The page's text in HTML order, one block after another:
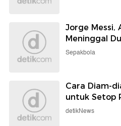
Jorge Messi,
Meninggal
Sepakbola
Cara Diam-
untuk Setop
detikNews